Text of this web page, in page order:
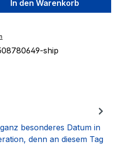
In den Warenkorb
ship
besonderes Datum in
denn an diesem Tag